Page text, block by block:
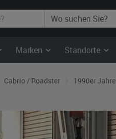
Marken Standorte
Cabrio / Roadster 1990er Jahre